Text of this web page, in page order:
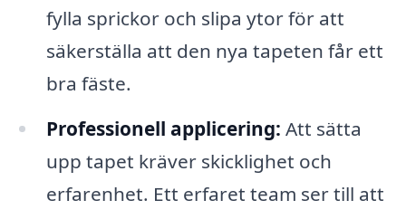
fylla sprickor och slipa ytor för att
säkerställa att den nya tapeten får ett
bra fäste.
Professionell applicering: Att sätta
upp tapet kräver skicklighet och
erfarenhet. Ett erfaret team ser till att